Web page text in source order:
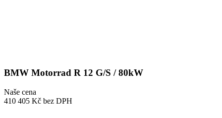
BMW Motorrad R 12 G/S / 80kW
Naše cena
410 405 Kč bez DPH